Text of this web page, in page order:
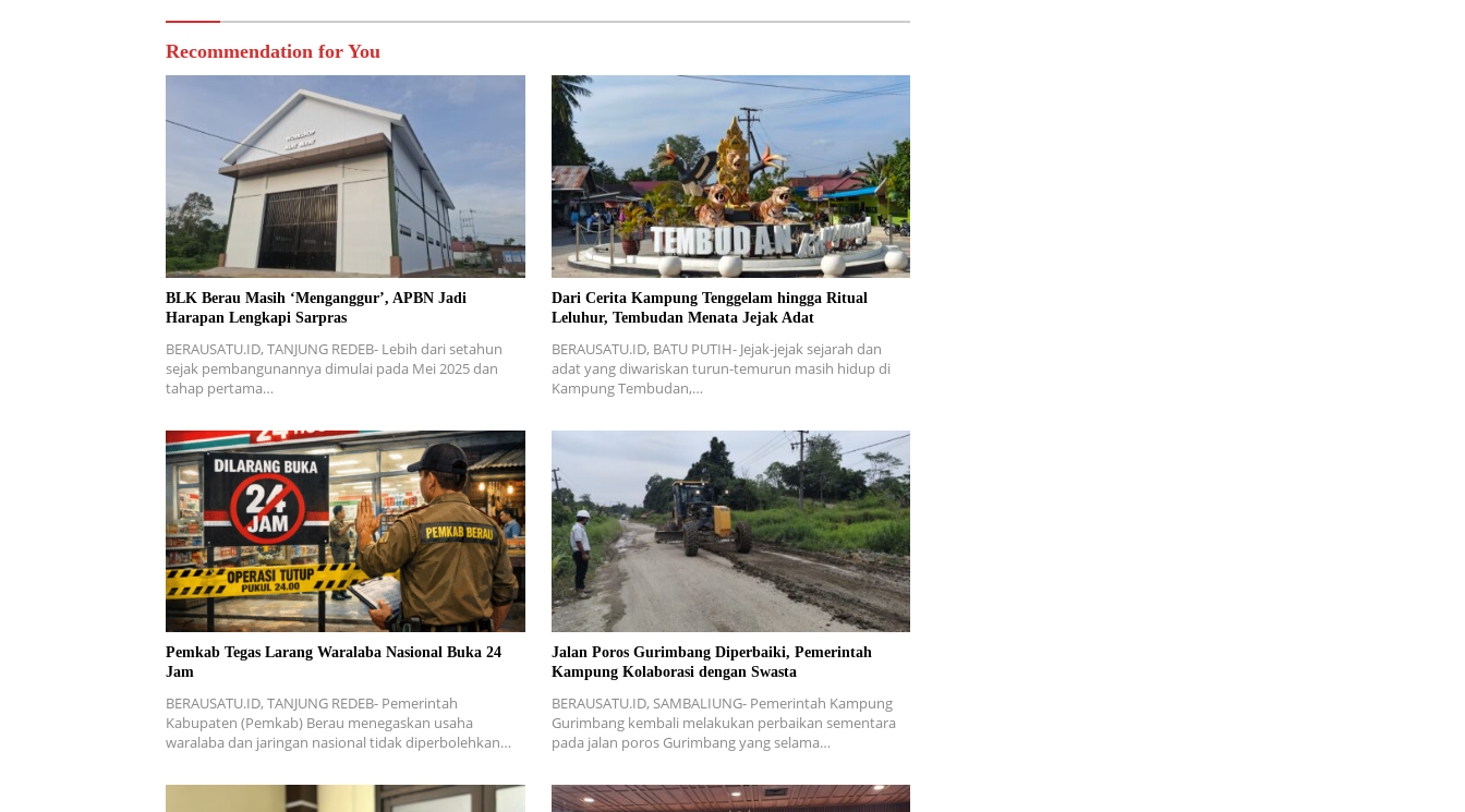
Recommendation for You
BLK Berau Masih ‘Menganggur’, APBN Jadi
Harapan Lengkapi Sarpras
BERAUSATU.ID, TANJUNG REDEB- Lebih dari setahun
sejak pembangunannya dimulai pada Mei 2025 dan
tahap pertama…
Dari Cerita Kampung Tenggelam hingga Ritual
Leluhur, Tembudan Menata Jejak Adat
BERAUSATU.ID, BATU PUTIH- Jejak-jejak sejarah dan
adat yang diwariskan turun-temurun masih hidup di
Kampung Tembudan,…
Pemkab Tegas Larang Waralaba Nasional Buka 24
Jam
BERAUSATU.ID, TANJUNG REDEB- Pemerintah
Kabupaten (Pemkab) Berau menegaskan usaha
waralaba dan jaringan nasional tidak diperbolehkan…
Jalan Poros Gurimbang Diperbaiki, Pemerintah
Kampung Kolaborasi dengan Swasta
BERAUSATU.ID, SAMBALIUNG- Pemerintah Kampung
Gurimbang kembali melakukan perbaikan sementara
pada jalan poros Gurimbang yang selama…